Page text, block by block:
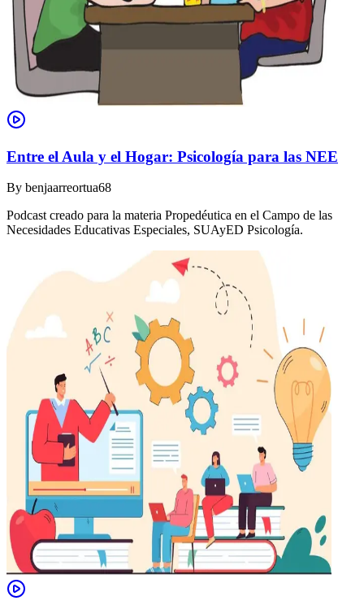
Entre el Aula y el Hogar: Psicología para las NEE
By benjaarreortua68
Podcast creado para la materia Propedéutica en el Campo de las
Necesidades Educativas Especiales, SUAyED Psicología.